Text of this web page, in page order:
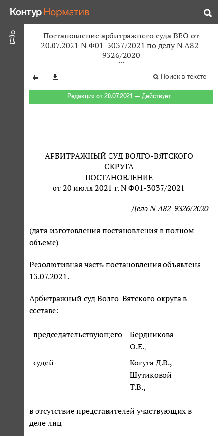
Постановление арбитражного суда ВВО от
20.07.2021 N Ф01-3037/2021 по делу N А82-
9326/2020
Поиск в тексте
Редакция от 20.07.2021 — Действует
АРБИТРАЖНЫЙ СУД ВОЛГО-ВЯТСКОГО
ОКРУГА
ПОСТАНОВЛЕНИЕ
от 20 июля 2021 г. N Ф01-3037/2021
Дело N А82-9326/2020
(дата изготовления постановления в полном
объеме)
Резолютивная часть постановления объявлена
13.07.2021.
Арбитражный суд Волго-Вятского округа в
составе:
председательствующего
Бердникова
О.Е.,
судей
Когута Д.В.,
Шутиковой
Т.В.,
в отсутствие представителей участвующих в
деле лиц